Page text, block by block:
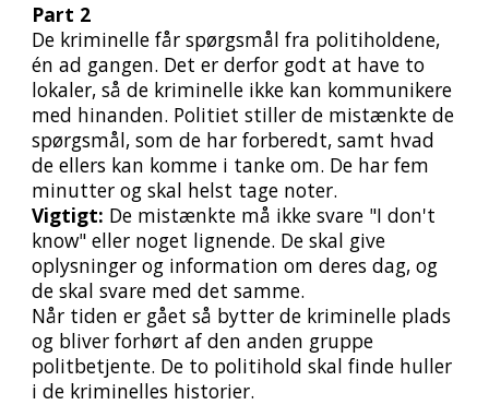
Part 2
De kriminelle får spørgsmål fra politiholdene,
én ad gangen. Det er derfor godt at have to
lokaler, så de kriminelle ikke kan kommunikere
med hinanden. Politiet stillerde mistænkte de
spørgsmål, som de har forberedt, samt hvad
de ellers kan komme i tanke om. De har fem
minutter og skal helst tage noter.
Vigtigt: De mistænkte må ikke svare "I don't
know" eller noget lignende. De skal give
oplysninger og information om deres dag, og
de skal svare med det samme.
Når tiden er gået så bytter de kriminelle plads
og bliver forhørt af den anden gruppe
politbetjente. De to politihold skal finde huller
i de kriminelles historier.